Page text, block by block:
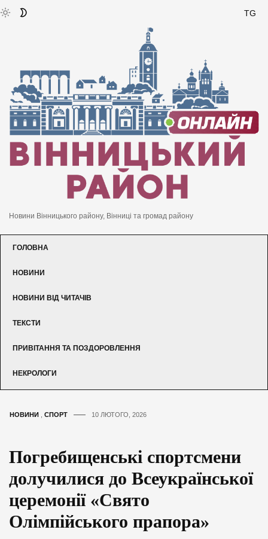
TG
Новини Вінницького району, Вінниці та громад району
ГОЛОВНА
НОВИНИ
НОВИНИ ВІД ЧИТАЧІВ
ТЕКСТИ
ПРИВІТАННЯ ТА ПОЗДОРОВЛЕННЯ
НЕКРОЛОГИ
НОВИНИ СПОРТ 10 ЛЮТОГО, 2026
Погребищенські спортсмени
долучилися до Всеукраїнської
церемонії «Свято
Олімпійського прапора»